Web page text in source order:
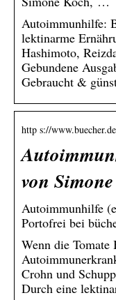
Autoimmunhilfe:
lektinarme
Hashimoto,
Gebundene
Gebraucht &
http s://
von
Autoimmunhilfe
Portofrei bei
Wenn die Tomate
Crohn und
Durch eine